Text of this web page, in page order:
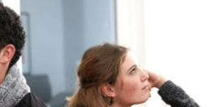
Keller | Coole Kerle |